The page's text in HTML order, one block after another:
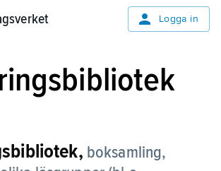
Logga in
boksamling,